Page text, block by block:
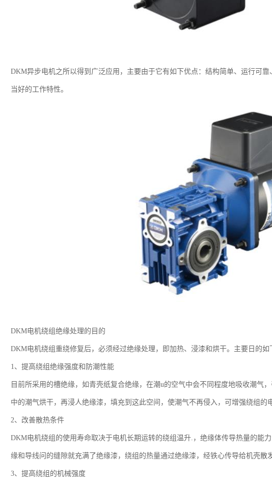
DKM异步电机之所以得到广泛应用，主要由于它有如下优点：结构简单、运行可
当好的工作特性。
DKM电机绕组绝缘处理的目的
DKM电机绕组重绕修复后，必须经过绝缘处理，即加热、浸漆和烘干。主要日的如
1、提高绕组绝缘强度和防潮性能
目前所采用的槽绝缘，如青壳纸复合绝缘，在潮u的空气中会不同程度地吸收潮气
中的潮气烘干，再浸人绝缘漆，填充到这此空间，使潮气不再侵入，可增强绕组的
2、改善散热条件
DKM电机绕组的使用寿命取决于电机长期运转的绕组温升.，绝缘体传导热量的能
缘和导线问的缝隙就充满了绝缘漆，绕组的热量通过绝缘漆，经铁心传导给机壳散
3、提高绕组的机械强度